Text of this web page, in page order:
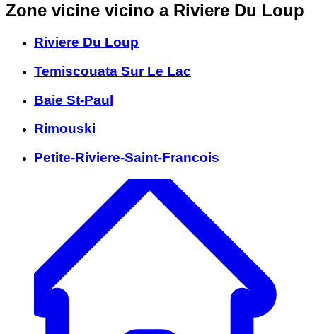
Zone vicine vicino a Riviere Du Loup
Riviere Du Loup
Temiscouata Sur Le Lac
Baie St-Paul
Rimouski
Petite-Riviere-Saint-Francois